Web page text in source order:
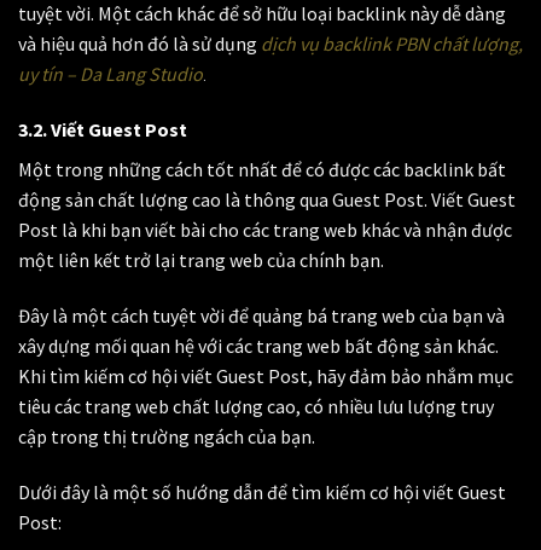
tuyệt vời. Một cách khác để sở hữu loại backlink này dễ dàng
và hiệu quả hơn đó là sử dụng dịch vụ backlink PBN chất lượng,
uy tín – Da Lang Studio.
3.2. Viết Guest Post
Một trong những cách tốt nhất để có được các backlink bất
động sản chất lượng cao là thông qua Guest Post. Viết Guest
Post là khi bạn viết bài cho các trang web khác và nhận được
một liên kết trở lại trang web của chính bạn.
Đây là một cách tuyệt vời để quảng bá trang web của bạn và
xây dựng mối quan hệ với các trang web bất động sản khác.
Khi tìm kiếm cơ hội viết Guest Post, hãy đảm bảo nhắm mục
tiêu các trang web chất lượng cao, có nhiều lưu lượng truy
cập trong thị trường ngách của bạn.
Dưới đây là một số hướng dẫn để tìm kiếm cơ hội viết Guest
Post: